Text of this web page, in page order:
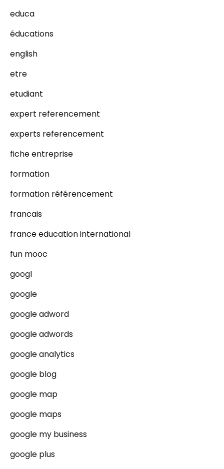
educa
éducations
english
etre
etudiant
expert referencement
experts referencement
fiche entreprise
formation
formation référencement
francais
france education international
fun mooc
googl
google
google adword
google adwords
google analytics
google blog
google map
google maps
google my business
google plus